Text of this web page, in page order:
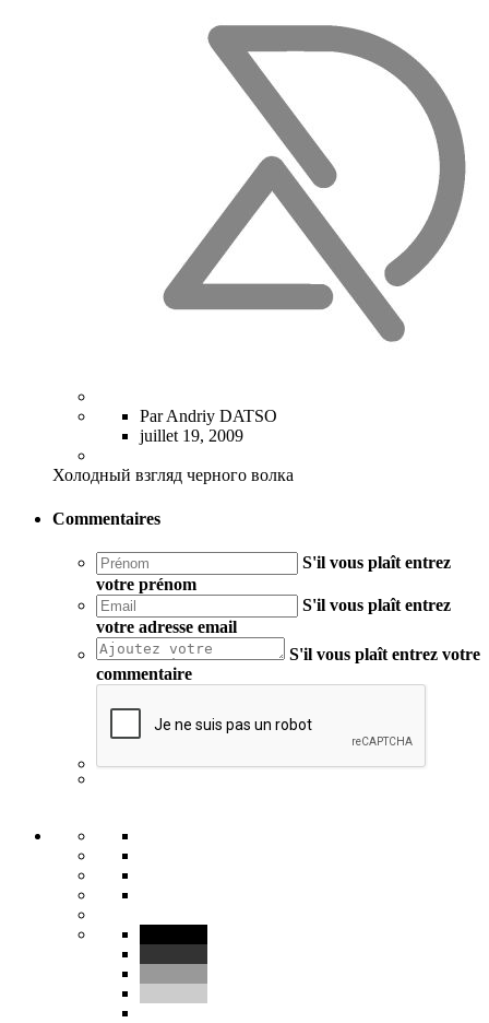
Par Andriy DATSO
juillet 19, 2009
Холодный взгляд черного волка
Commentaires
S'il vous plaît entrez
votre prénom
S'il vous plaît entrez
votre adresse email
S'il vous plaît entrez votre
commentaire